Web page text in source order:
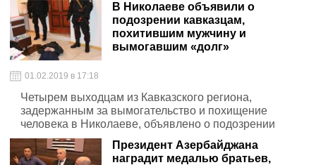
В Николаеве объявили о
подозрении кавказцам,
похитившим мужчину и
вымогавшим «долг»
01.02.2019 в 17:18
Четырем выходцам из Кавказского региона,
задержанным за вымогательство и похищение
человека в Николаеве, объявлено о подозрении
Президент Азербайджана
наградит медалью братьев,